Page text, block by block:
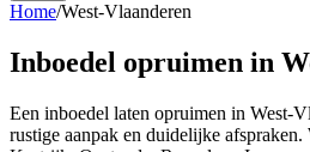
Home/West-Vlaanderen
Inboedel opruimen in
Een inboedel laten opruimen in West-
rustige aanpak en duidelijke